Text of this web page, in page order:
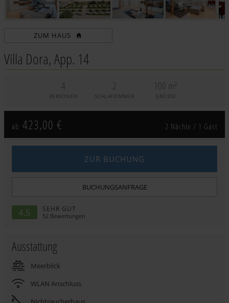
ZUM HAUS
Villa Dora, App. 14
4
PERSONEN
2
SCHLAFZIMMER
100 m²
GRÖSSE
ab 423,00 € 2 Nächte / 1 Gast
ZUR BUCHUNG
BUCHUNGSANFRAGE
4,5 SEHR GUT
52 Bewertungen
Ausstattung
Meerblick
WLAN Anschluss